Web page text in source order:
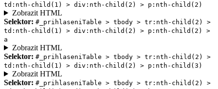
td:nth-child(1) > div:nth-child(2) > p:nth-child(2)
Zobrazit HTML
Selektor: #_prihlaseniTable > tbody > tr:nth-child(2) >
td:nth-child(1) > div:nth-child(2) > p:nth-child(2) >
a
Zobrazit HTML
Selektor: #_prihlaseniTable > tbody > tr:nth-child(2) >
td:nth-child(1) > div:nth-child(2) > p:nth-child(3)
Zobrazit HTML
Selektor: #_prihlaseniTable > tbody > tr:nth-child(2) >